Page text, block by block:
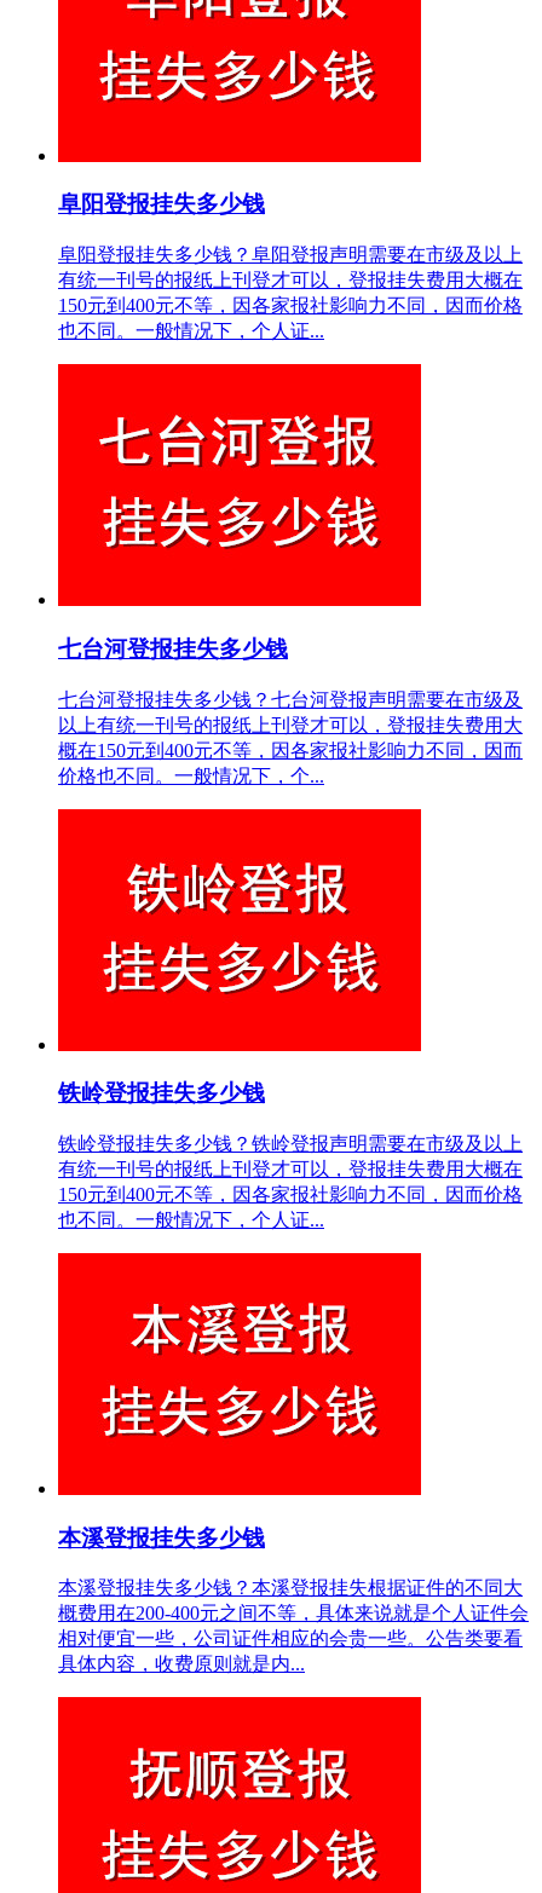
阜阳登报挂失多少钱
阜阳登报挂失多少钱？阜阳登报声明需要在市级及以上
有统一刊号的报纸上刊登才可以，登报挂失费用大概在
150元到400元不等，因各家报社影响力不同，因而价格
也不同。一般情况下，个人证...
七台河登报挂失多少钱
七台河登报挂失多少钱？七台河登报声明需要在市级及
以上有统一刊号的报纸上刊登才可以，登报挂失费用大
概在150元到400元不等，因各家报社影响力不同，因而
价格也不同。一般情况下，个...
铁岭登报挂失多少钱
铁岭登报挂失多少钱？铁岭登报声明需要在市级及以上
有统一刊号的报纸上刊登才可以，登报挂失费用大概在
150元到400元不等，因各家报社影响力不同，因而价格
也不同。一般情况下，个人证...
本溪登报挂失多少钱
本溪登报挂失多少钱？本溪登报挂失根据证件的不同大
概费用在200-400元之间不等，具体来说就是个人证件会
相对便宜一些，公司证件相应的会贵一些。公告类要看
具体内容，收费原则就是内...